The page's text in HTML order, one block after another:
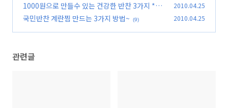
(5)
1000원으로 만들수 있는 건강한 반찬 3가지 *^^
*
(0)
2010.04.25
국민반찬 계란찜 만드는 3가지 방법~ (9) 2010.04.25
관련글